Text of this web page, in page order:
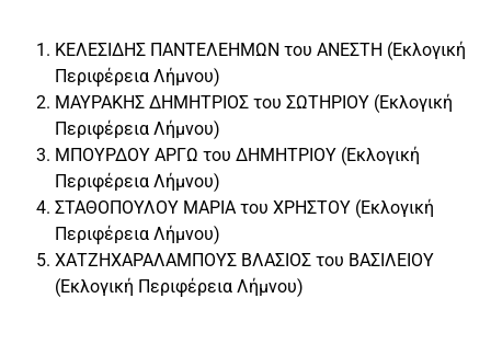
ΚΕΛΕΣΙΔΗΣ ΠΑΝΤΕΛΕΗΜΩΝ του ΑΝΕΣΤΗ (Εκλογική
Περιφέρεια Λήμνου)
ΜΑΥΡΑΚΗΣ ΔΗΜΗΤΡΙΟΣ του ΣΩΤΗΡΙΟΥ (Εκλογική
Περιφέρεια Λήμνου)
ΜΠΟΥΡΔΟΥ ΑΡΓΩ του ΔΗΜΗΤΡΙΟΥ (Εκλογική
Περιφέρεια Λήμνου)
ΣΤΑΘΟΠΟΥΛΟΥ ΜΑΡΙΑ του ΧΡΗΣΤΟΥ (Εκλογική
Περιφέρεια Λήμνου)
ΧΑΤΖΗΧΑΡΑΛΑΜΠΟΥΣ ΒΛΑΣΙΟΣ του ΒΑΣΙΛΕΙΟΥ
(Εκλογική Περιφέρεια Λήμνου)